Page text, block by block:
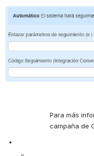
Para más
campaña de